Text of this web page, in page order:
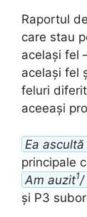
Raportul
care stau
același fel
același fel
feluri
aceeași
Ea
principale
Am auzit1/
și P3